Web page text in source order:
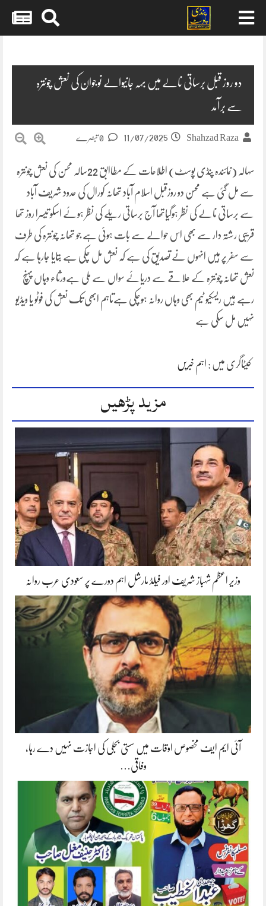
دو روز قبل برساتی نالے میں بہہ جانیوالے نوجوان کی نعش چونترہ
سے برآمد
Shahzad Raza
11/07/2025
سہالہ (نمائندہ پنڈی پوسٹ) اطلاعات کے مطاابق 22سالہ محسن کی نعش چونترہ
سے مل گئی ہے محسن دو روزقبل اسلام آباد تھانہ کورال کی حدود شریف آباد
سے برساتی نالے کی نظر ہوگیاتھا آج برساتی ریلے کی نظر ہوئے اسکو تیسرا روز تھا
قریبی رشتہ دار سے بھی اس حوالے سے بات ہوئی ہے جو تھانہ چونترہ کی طرف
سے سفر پر ہیں انہوں نے تصدیق کی ہے کہ نعش مل چکی ہے بتایا جارہا ہے کہ
نعش تھانہ چونترہ کے علاقے سے دریائے سواں سے ملی ہےورثاء وہاں پہنچ
رہے ہیں ریسکیو ٹیم بھی وہاں روانہ ہوچکی ہےتاہم ابھی تک نعش کی فوٹو یا ویڈیو
نہیں مل سکی ہے
کیٹاگری میں : اہم خبریں
مزید پڑھیں
وزیر اعظم شہباز شریف اور فیلڈ مارشل اہم دورے پر سعودی عرب روانہ
آئی ایم ایف مخصوص اوقات میں سستی بجلی کی اجازت نہیں دے رہا،
وفاقی…